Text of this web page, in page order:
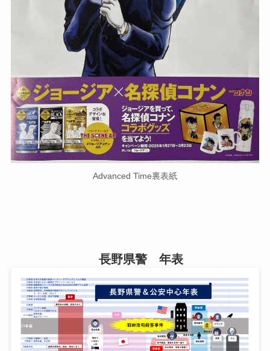
Advanced Time裏表紙
長野県警 年表